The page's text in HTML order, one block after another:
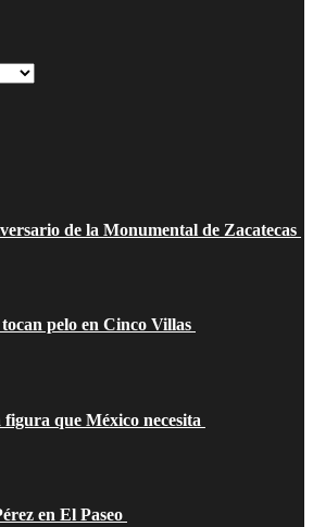
de la Monumental de Zacatecas
pelo en Cinco Villas
que México necesita
en El Paseo